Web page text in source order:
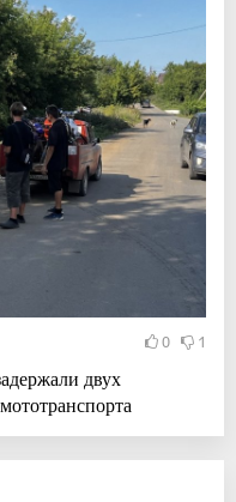
0 1
двух